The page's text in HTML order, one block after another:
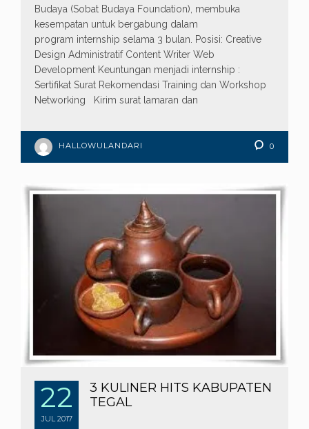
Budaya (Sobat Budaya Foundation), membuka
kesempatan untuk bergabung dalam
program internship selama 3 bulan. Posisi: Creative
Design Administratif Content Writer Web
Development Keuntungan menjadi internship :
Sertifikat Surat Rekomendasi Training dan Workshop
Networking Kirim surat lamaran dan
HALLOWULANDARI 0
22
JUL 2017
3 KULINER HITS KABUPATEN
TEGAL